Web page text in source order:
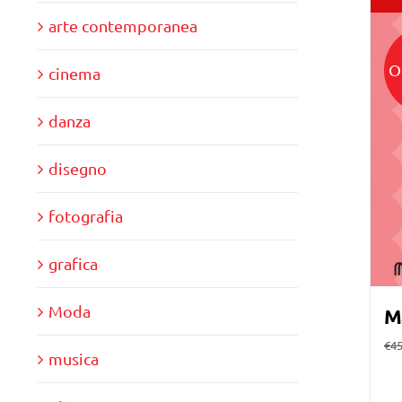
€
arte contemporanea
cinema
danza
disegno
fotografia
grafica
Moda
musica